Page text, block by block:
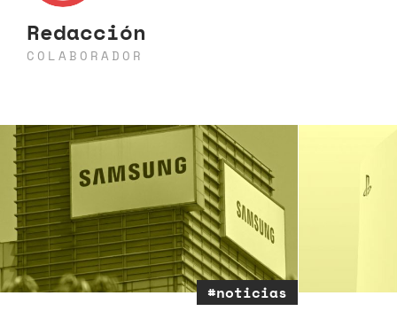
Redacción
COLABORADOR
#noticias